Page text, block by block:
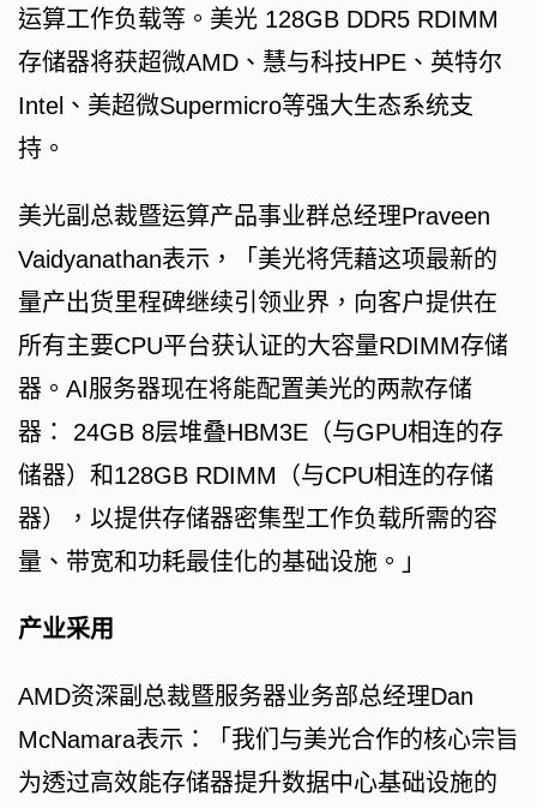
运算工作负载等。美光 128GB DDR5 RDIMM
存储器将获超微AMD、慧与科技HPE、英特尔
Intel、美超微Supermicro等强大生态系统支
持。
美光副总裁暨运算产品事业群总经理Praveen
Vaidyanathan表示，「美光将凭藉这项最新的
量产出货里程碑继续引领业界，向客户提供在
所有主要CPU平台获认证的大容量RDIMM存储
器。AI服务器现在将能配置美光的两款存储
器： 24GB 8层堆叠HBM3E（与GPU相连的存
储器）和128GB RDIMM（与CPU相连的存储
器），以提供存储器密集型工作负载所需的容
量、带宽和功耗最佳化的基础设施。」
产业采用
AMD资深副总裁暨服务器业务部总经理Dan
McNamara表示：「我们与美光合作的核心宗旨
为透过高效能存储器提升数据中心基础设施的